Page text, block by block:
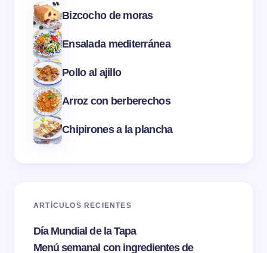
Bizcocho de moras
Ensalada mediterránea
Pollo al ajillo
Arroz con berberechos
Chipirones a la plancha
ARTÍCULOS RECIENTES
Día Mundial de la Tapa
Menú semanal con ingredientes de